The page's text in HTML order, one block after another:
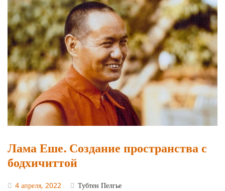
Лама Еше. Создание пространства с
бодхичиттой
4 апреля, 2022
Тубтен Пелгье